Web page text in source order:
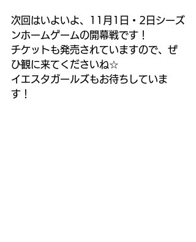
次回はいよいよ、11月1日・2日シーズ
ンホームゲームの開幕戦です！
チケットも発売されていますので、ぜ
ひ観に来てくださいね☆
イエスタガールズもお待ちしていま
す！